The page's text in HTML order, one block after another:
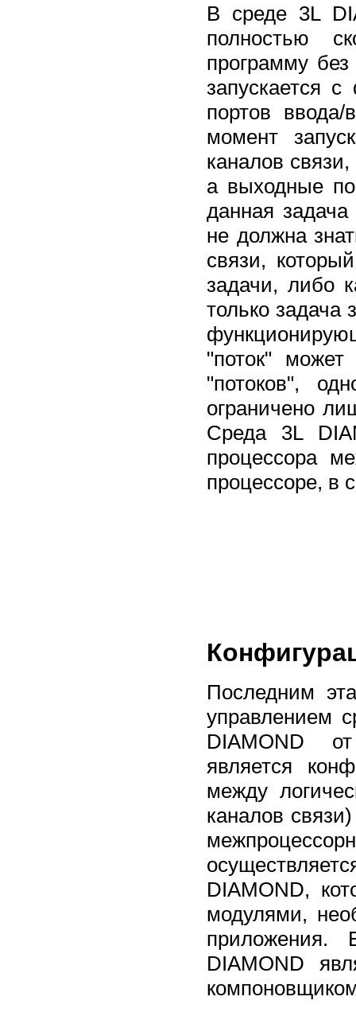
В среде 3L
полностью
программу
запускается
портов
момент
каналов
а выходные
данная
не должна
связи,
задачи, либо
только задача
"поток"
"потоков",
ограничено
Среда 3L
процессора
процессоре, в
Последним
управлением
DIAMOND
является
между
каналов
DIAMOND,
модулями,
приложения.
DIAMOND